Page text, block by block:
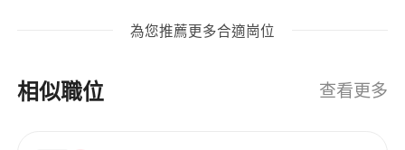
跟進視頻拍攝、指導後期製作、包裝及美化（包括
為您推薦更多合適崗位
相似職位 查看更多